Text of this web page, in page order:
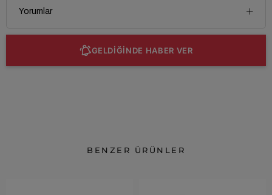
Yorumlar
GELDİĞİNDE HABER VER
BENZER ÜRÜNLER